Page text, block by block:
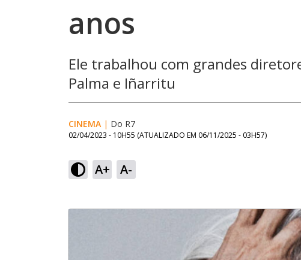
anos
Ele trabalhou com grandes
Palma e Iñarritu
CINEMA | Do R7
02/04/2023 - 10H55 (ATUALIZADO EM 06/11/2025 - 03H57)
A+ A-